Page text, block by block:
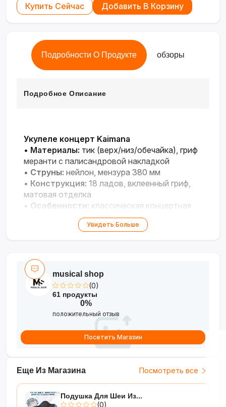
Купить Сейчас Добавить В Корзину
Подробности О Продукте обзоры
Подробное Описание
Укулеле концерт Kaimana
• Материалы: тик (верх/низ/обечайка), гриф
меранти с палисандровой накладкой
• Струны: нейлон, мензура 380 мм
• Конструкция: 18 ладов, вклеенный гриф,
матовая отделка
• Особенности: классическая концертная
модель без звукоснимателя
Увидеть Больше
Еще Из Магазина Посмотреть все
Подушка Для Шеи Из...
(0)
musical shop
(0)
61 продукты
0%
положительный отзыв
Посетить Магазин